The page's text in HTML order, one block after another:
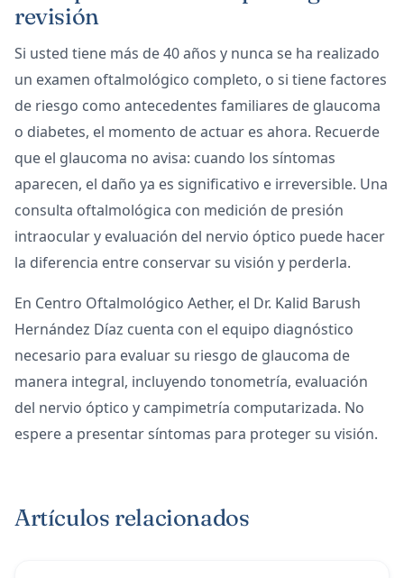
revisión
Si usted tiene más de 40 años y nunca se ha realizado
un examen oftalmológico completo, o si tiene factores
de riesgo como antecedentes familiares de glaucoma
o diabetes, el momento de actuar es ahora. Recuerde
que el glaucoma no avisa: cuando los síntomas
aparecen, el daño ya es significativo e irreversible. Una
consulta oftalmológica con medición de presión
intraocular y evaluación del nervio óptico puede hacer
la diferencia entre conservar su visión y perderla.
En Centro Oftalmológico Aether, el Dr. Kalid Barush
Hernández Díaz cuenta con el equipo diagnóstico
necesario para evaluar su riesgo de glaucoma de
manera integral, incluyendo tonometría, evaluación
del nervio óptico y campimetría computarizada. No
espere a presentar síntomas para proteger su visión.
Artículos relacionados